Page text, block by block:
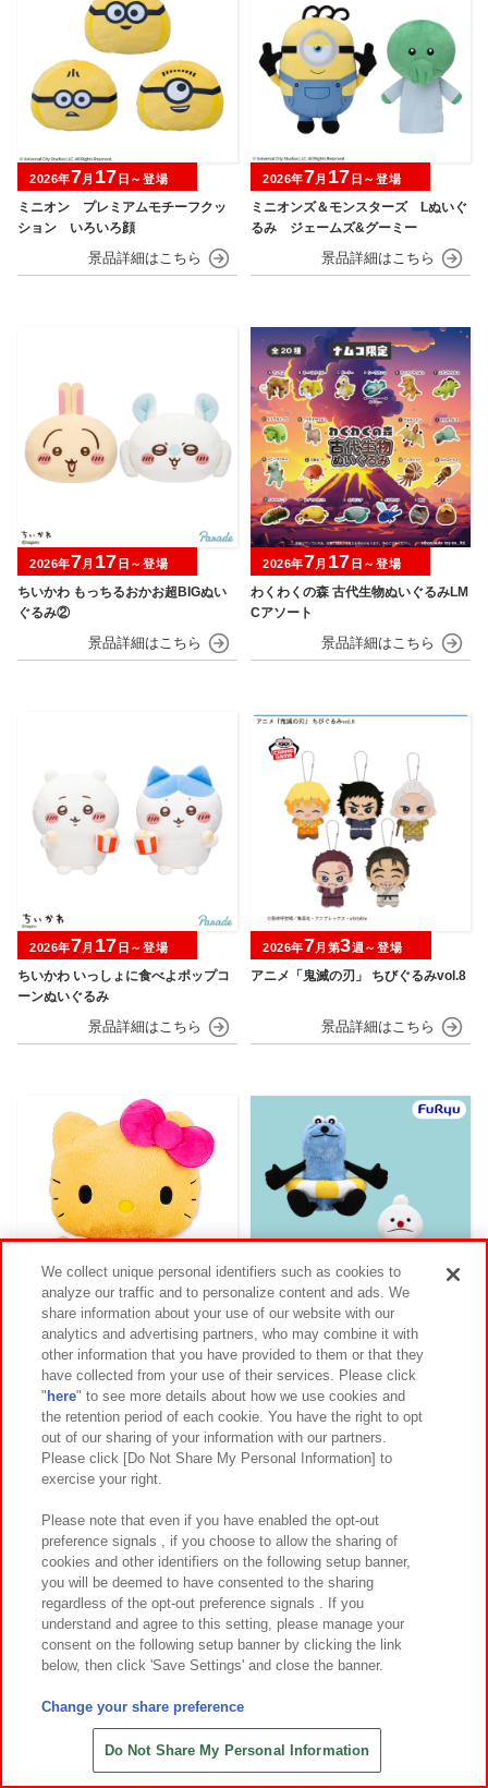
ミニオン プレミアムモチーフクッ
ション いろいろ顔
2026年7月 17 日～登場
ミニオンズ＆モンスターズ Lぬいぐ
るみ ジェームズ&グーミー
2026年7月 17 日～登場
ちいかわ もっちるおかお超BIGぬい
ぐるみ②
2026年7月 17 日～登場
わくわくの森 古代生物ぬいぐるみLM
Cアソート
2026年7月 17 日～登場
ちいかわ いっしょに食べよポップコ
ーンぬいぐるみ
2026年7月 17 日～登場
アニメ「鬼滅の刃」 ちびぐるみvol.8
2026年7月第3週～登場
ハローキティ トコナツ日焼けドール
2026年7月第3週～登場
パペットスンスン うきわBIGぬいぐ
るみ
2026年7月第3週～登場
銀河特急 ミルキー☆サブウェイ ちび
2026年7月 15日～登場
べいびｰあにまるずぬいぐるみ超MEG
We collect unique personal identifiers such as cookies to
analyze our traffic and to personalize content and ads. We
share information about your use of our website with our
analytics and advertising partners, who may combine it with
other information that you have provided to them or that they
have collected from your use of their services. Please click
" here" to see more details about how we use cookies and
the retention period of each cookie. You have the right to opt
out of our sharing of your information with our partners.
Please click [Do Not Share My Personal Information] to
exercise your right.
Please note that even if you have enabled the opt-out
preference signals , if you choose to allow the sharing of
cookies and other identifiers on the following setup banner,
you will be deemed to have consented to the sharing
regardless of the opt-out preference signals . If you
understand and agree to this setting, please manage your
consent on the following setup banner by clicking the link
below, then click 'Save Settings' and close the banner.
Change your share preference
Do Not Share My Personal Information